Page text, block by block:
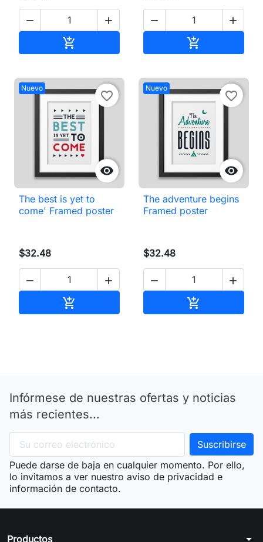
 

 

Nuevo

favorite_border
The best is yet to
come' Framed poster
$32.48
 

Nuevo

favorite_border
The adventure begins
Framed poster
$32.48
 

Infórmese de nuestras ofertas y noticias
más recientes...
Puede darse de baja en cualquier momento. Por ello,
lo invitamos a ver nuestro aviso de privacidad e
información de contacto.
Productos arrow_drop_down